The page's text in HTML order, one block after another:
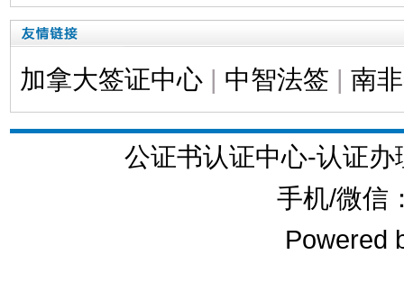
加拿大签证中心 | 中智法签 | 南
公证书认证中心-认证
手机/微信
Powered